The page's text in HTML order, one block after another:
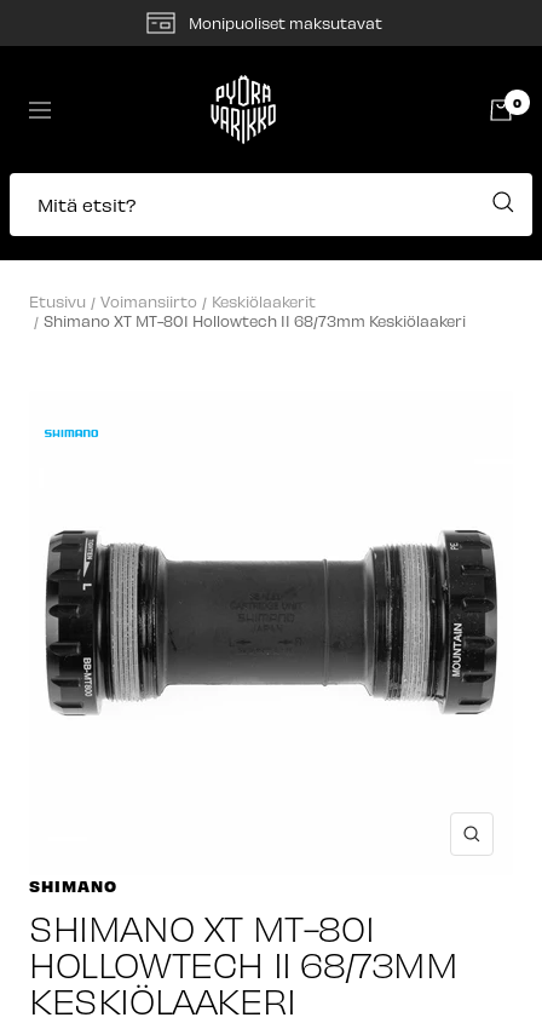
Monipuoliset maksutavat
Navigaatio
Pyörävarikko
0
Mitä etsit?
Etusivu Voimansiirto
Keskiölaakerit
Shimano XT MT-801 Hollowtech II 68/73mm Keskiölaakeri
SHIMANO
SHIMANO XT MT-801
HOLLOWTECH II 68/73MM
KESKIÖLAAKERI